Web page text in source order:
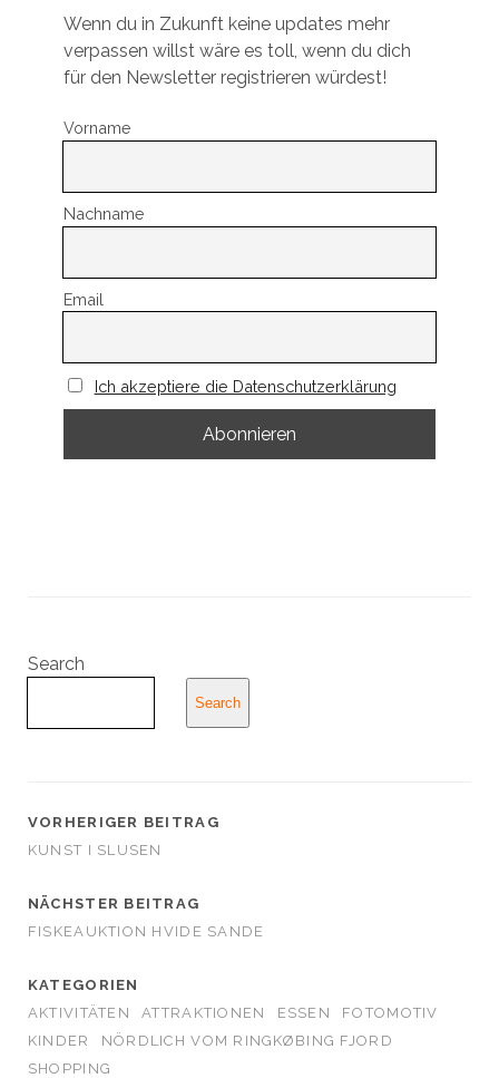
Wenn du in Zukunft keine updates mehr
verpassen willst wäre es toll, wenn du dich
für den Newsletter registrieren würdest!
Vorname
Nachname
Email
Ich akzeptiere die Datenschutzerklärung
Search
Search
VORHERIGER BEITRAG
KUNST I SLUSEN
NÄCHSTER BEITRAG
FISKEAUKTION HVIDE SANDE
KATEGORIEN
AKTIVITÄTEN
ATTRAKTIONEN ESSEN
FOTOMOTIV
KINDER
NÖRDLICH VOM RINGKØBING FJORD
SHOPPING